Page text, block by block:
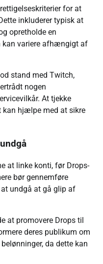
for at
inkluderer typisk at
opretholde en
kan variere afhængigt af
stand med Twitch,
nogen
At tjekke
kan hjælpe med at sikre
at linke konti, før Drops-
bør gennemføre
undgå at gå glip af
at promovere Drops til
deres publikum om
da dette kan